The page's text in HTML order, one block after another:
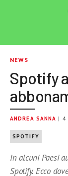
NEWS
Spotify
ANDREA SANNA | 4
SPOTIFY
In alcuni Paesi
Spotify. Ecco